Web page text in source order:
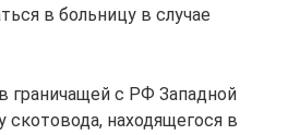
в больницу в случае
граничащей с РФ Западной
скотовода, находящегося в